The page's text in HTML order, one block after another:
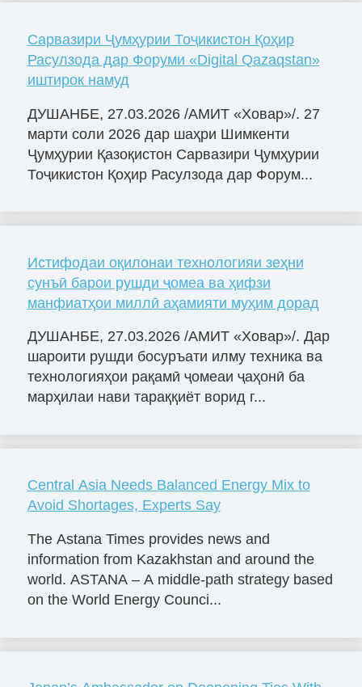
Сарвазири Ҷумҳурии Тоҷикистон Қоҳир
Расулзода дар Форуми «Digital Qazaqstan»
иштирок намуд
ДУШАНБЕ, 27.03.2026 /АМИТ «Ховар»/. 27
марти соли 2026 дар шаҳри Шимкенти
Ҷумҳурии Қазоқистон Сарвазири Ҷумҳурии
Тоҷикистон Қоҳир Расулзода дар Форум...
Истифодаи оқилонаи технологияи зеҳни
сунъӣ барои рушди ҷомеа ва ҳифзи
манфиатҳои миллӣ аҳамияти муҳим дорад
ДУШАНБЕ, 27.03.2026 /АМИТ «Ховар»/. Дар
шароити рушди босуръати илму техника ва
технологияҳои рақамӣ ҷомеаи ҷаҳонӣ ба
марҳилаи нави тараққиёт ворид г...
Central Asia Needs Balanced Energy Mix to
Avoid Shortages, Experts Say
The Astana Times provides news and
information from Kazakhstan and around the
world. ASTANA – A middle-path strategy based
on the World Energy Counci...